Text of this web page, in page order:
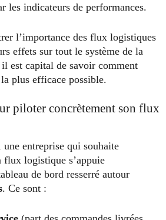
les indicateurs de performances.
l’importance des flux logistiques
effets sur tout le système de la
est capital de savoir comment
plus efficace possible.
piloter concrètement son flux
entreprise qui souhaite
logistique s’appuie
de bord resserré autour
. Ce sont :